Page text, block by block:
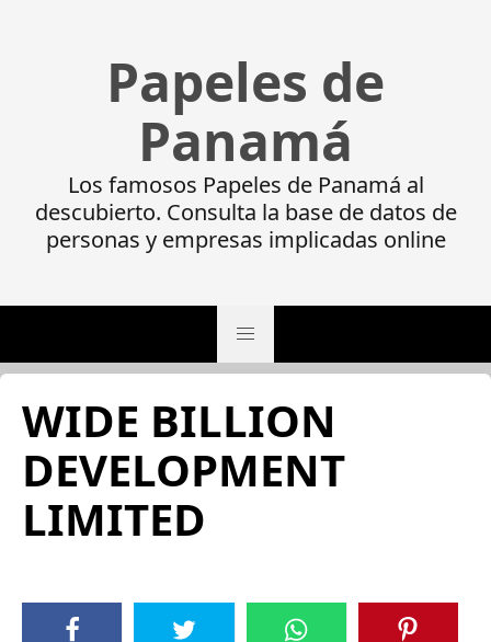
Papeles de
Panamá
Los famosos Papeles de Panamá al
descubierto. Consulta la base de datos de
personas y empresas implicadas online
WIDE BILLION
DEVELOPMENT
LIMITED